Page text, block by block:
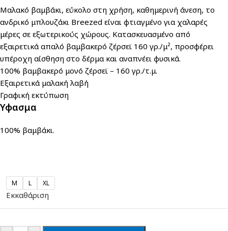
Μαλακό βαμβάκι, εύκολο στη χρήση, καθημερινή άνεση, το
ανδρικό μπλουζάκι Breezed είναι φτιαγμένο για χαλαρές
μέρες σε εξωτερικούς χώρους. Κατασκευασμένο από
εξαιρετικά απαλό βαμβακερό ζέρσεϊ 160 γρ./μ², προσφέρει
υπέροχη αίσθηση στο δέρμα και αναπνέει φυσικά.
100% βαμβακερό μονό ζέρσεϊ – 160 γρ./τ.μ.
Εξαιρετικά μαλακή λαβή
Γραφική εκτύπωση
Υφασμα
100% βαμβάκι.
M L XL
Εκκαθάριση